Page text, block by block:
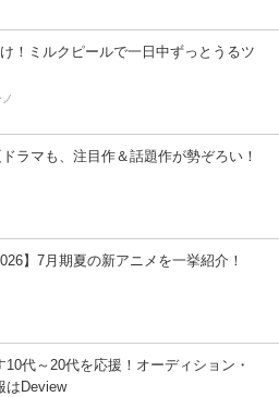
！ミルクピールで一日中ずっとうるツ
ラマも、注目作＆話題作が勢ぞろい！
】7月期夏の新アニメを一挙紹介！
10代～20代を応援！オーディション・
はDeview